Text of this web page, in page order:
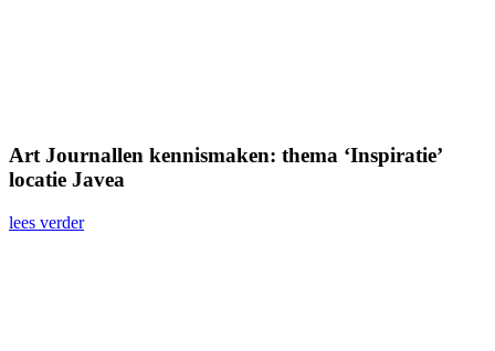
Art Journallen kennismaken: thema ‘Inspiratie’
locatie Javea
lees verder